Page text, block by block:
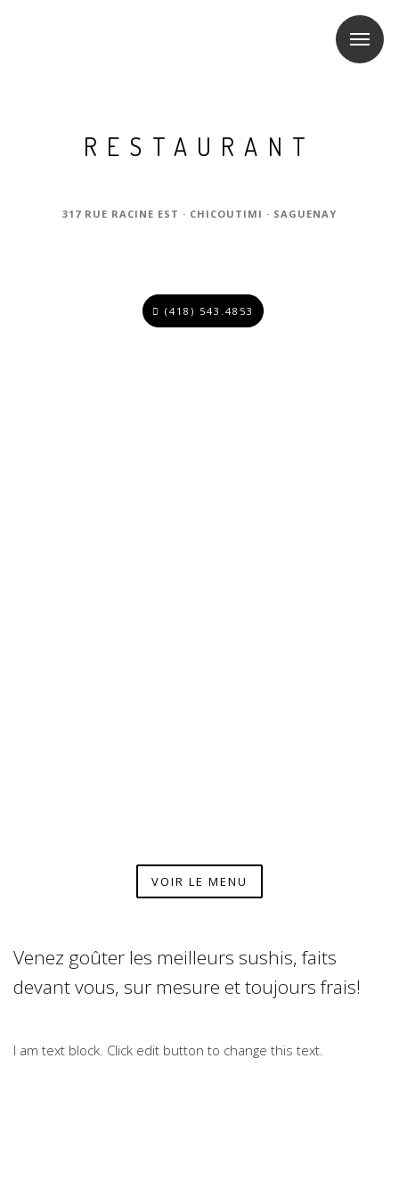
RESTAURANT
317 RUE RACINE EST · CHICOUTIMI · SAGUENAY
(418) 543.4853
VOIR LE MENU
Venez goûter les meilleurs sushis, faits
devant vous, sur mesure et toujours frais!
I am text block. Click edit button to change this text.